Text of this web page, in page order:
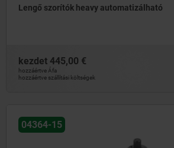
Lengő szorítók heavy automatizálható
kezdet 445,00 €
hozzáértve Áfa
hozzáértve szállítási költségek
04364-15